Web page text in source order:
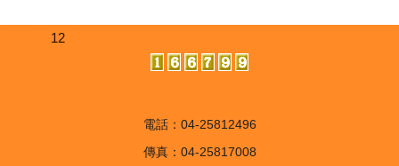
12
電話：04-25812496
傳真：04-25817008